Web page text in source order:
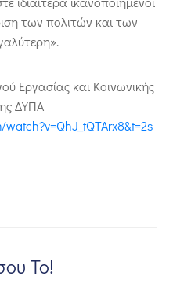
των πολιτών και των
Εργασίας και Κοινωνικής
ΔΥΠΑ
Το!